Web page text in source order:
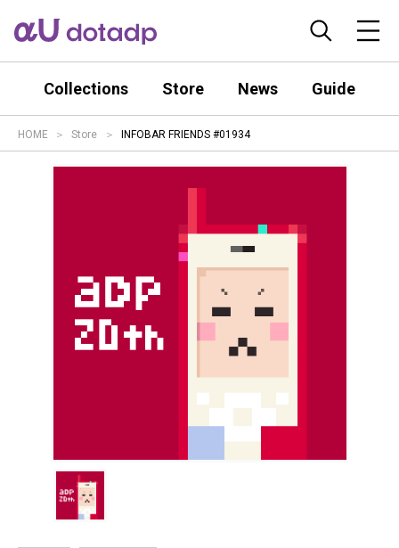
Collections Store News Guide
HOME Store INFOBAR FRIENDS #01934